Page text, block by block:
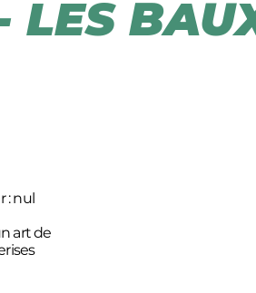
: nul
art de